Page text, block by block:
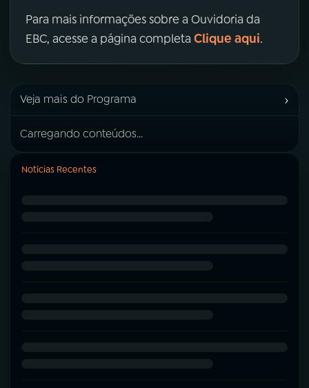
Para mais informações sobre a Ouvidoria da
EBC, acesse a página completa Clique aqui.
Veja mais do Programa ›
Carregando conteúdos...
Notícias Recentes